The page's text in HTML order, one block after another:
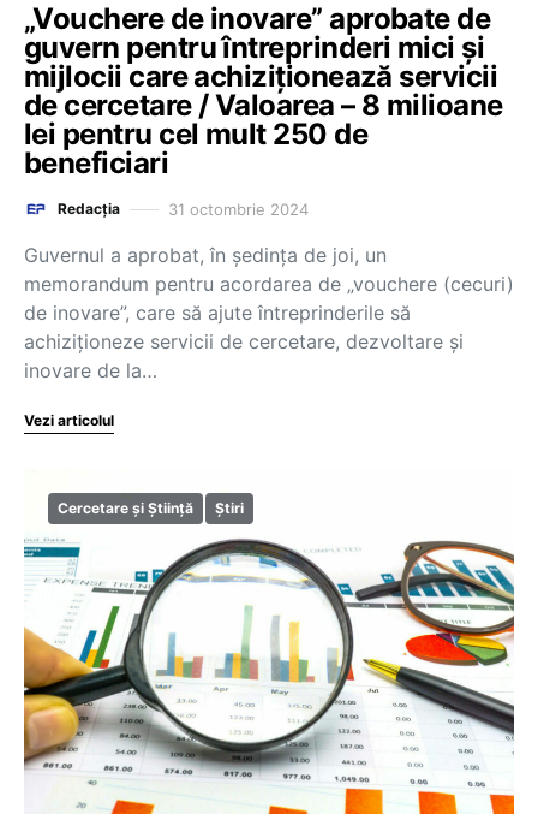
„Vouchere de inovare” aprobate de
guvern pentru întreprinderi mici și
mijlocii care achiziționează servicii
de cercetare / Valoarea – 8 milioane
lei pentru cel mult 250 de
beneficiari
Redacția 31 octombrie 2024
Guvernul a aprobat, în ședința de joi, un
memorandum pentru acordarea de „vouchere (cecuri)
de inovare”, care să ajute întreprinderile să
achiziționeze servicii de cercetare, dezvoltare și
inovare de la…
Vezi articolul
Cercetare și Știință Știri